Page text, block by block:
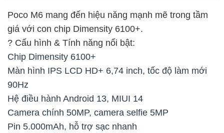
Poco M6 mang đến hiệu năng mạnh mẽ trong tầm
giá với con chip Dimensity 6100+.
? Cấu hình & Tính năng nổi bật:
Chip Dimensity 6100+
Màn hình IPS LCD HD+ 6,74 inch, tốc độ làm mới
90Hz
Hệ điều hành Android 13, MIUI 14
Camera chính 50MP, camera selfie 5MP
Pin 5.000mAh, hỗ trợ sạc nhanh